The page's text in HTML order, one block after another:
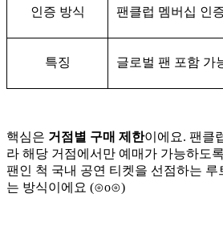
인증 방식 팬클럽 멤버십 인
특징 글로벌 팬 포함 가
핵심은 거점별 구매 제한이에요. 팬클
라 해당 거점에서만 예매가 가능하도
팬인 척 국내 공연 티켓을 선점하는
는 방식이에요 (⊙o⊙)